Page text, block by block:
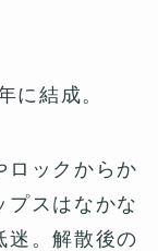
に結成。
ロックからか
プスはなかな
迷。解散後の